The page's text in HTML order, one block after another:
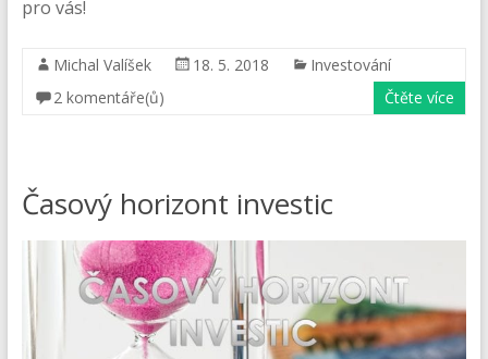
pro vás!
Michal Valíšek 18. 5. 2018
Investování
2 komentáře(ů)
Čtěte více
Časový horizont investic